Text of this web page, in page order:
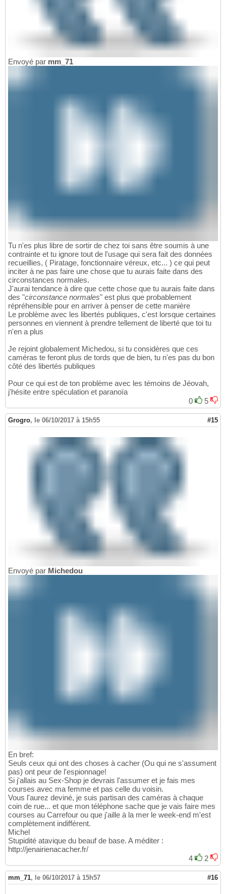
Envoyé par mm_71
Tu n'es plus libre de sortir de chez toi sans être soumis à une
contrainte et tu ignore tout de l'usage qui sera fait des données
recueillies, ( Piratage, fonctionnaire véreux, etc... ) ce qui peut
inciter à ne pas faire une chose que tu aurais faite dans des
circonstances normales.
J'aurai tendance à dire que cette chose que tu aurais faite dans
des "circonstance normales" est plus que probablement
répréhensible pour en arriver à penser de cette manière
Le problème avec les libertés publiques, c'est lorsque certaines
personnes en viennent à prendre tellement de liberté que toi tu
n'en a plus
Je rejoint globalement Michedou, si tu considères que ces
caméras te feront plus de tords que de bien, tu n'es pas du bon
côté des libertés publiques
Pour ce qui est de ton problème avec les témoins de Jéovah,
j'hésite entre spéculation et paranoïa
0
5
Grogro, le 06/10/2017 à 15h55 #15
Envoyé par Michedou
En bref:
Seuls ceux qui ont des choses à cacher (Ou qui ne s'assument
pas) ont peur de l'espionnage!
Si j'allais au Sex-Shop je devrais l'assumer et je fais mes
courses avec ma femme et pas celle du voisin.
Vous l'aurez deviné, je suis partisan des caméras à chaque
coin de rue... et que mon téléphone sache que je vais faire mes
courses au Carrefour ou que j'aille à la mer le week-end m'est
complètement indifférent.
Michel
Stupidité atavique du beauf de base. A méditer :
http://jenairienacacher.fr/
4
2
mm_71, le 06/10/2017 à 15h57 #16